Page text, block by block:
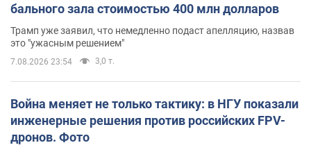
бального зала стоимостью 400 млн долларов
Трамп уже заявил, что немедленно подаст апелляцию, назвав
это "ужасным решением"
7.08.2026 23:54 3,0 т.
Война меняет не только тактику: в НГУ показали
инженерные решения против российских FPV-
дронов. Фото